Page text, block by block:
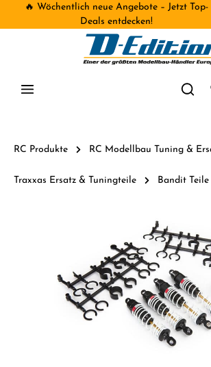
🔥 Wöchentlich neue Angebote – Jetzt Top-
Deals entdecken!
RC Produkte RC Modellbau Tuning &
Traxxas Ersatz & Tuningteile Bandit Teile